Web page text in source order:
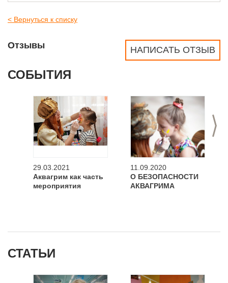
< Вернуться к списку
НАПИСАТЬ ОТЗЫВ
Отзывы
СОБЫТИЯ
>
29.03.2021
Аквагрим как часть
мероприятия
11.09.2020
О БЕЗОПАСНОСТИ
АКВАГРИМА
СТАТЬИ